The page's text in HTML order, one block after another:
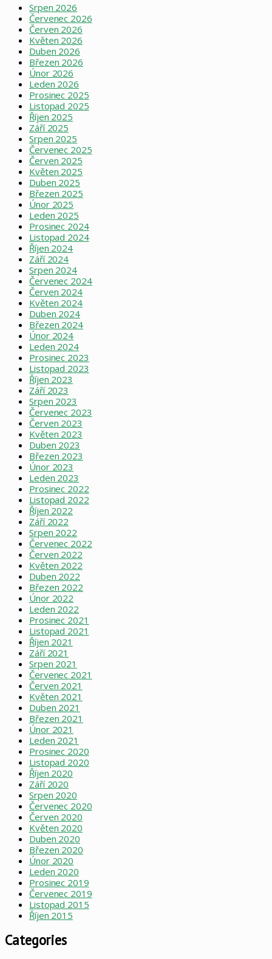
Srpen 2026
Červenec 2026
Červen 2026
Květen 2026
Duben 2026
Březen 2026
Únor 2026
Leden 2026
Prosinec 2025
Listopad 2025
Říjen 2025
Září 2025
Srpen 2025
Červenec 2025
Červen 2025
Květen 2025
Duben 2025
Březen 2025
Únor 2025
Leden 2025
Prosinec 2024
Listopad 2024
Říjen 2024
Září 2024
Srpen 2024
Červenec 2024
Červen 2024
Květen 2024
Duben 2024
Březen 2024
Únor 2024
Leden 2024
Prosinec 2023
Listopad 2023
Říjen 2023
Září 2023
Srpen 2023
Červenec 2023
Červen 2023
Květen 2023
Duben 2023
Březen 2023
Únor 2023
Leden 2023
Prosinec 2022
Listopad 2022
Říjen 2022
Září 2022
Srpen 2022
Červenec 2022
Červen 2022
Květen 2022
Duben 2022
Březen 2022
Únor 2022
Leden 2022
Prosinec 2021
Listopad 2021
Říjen 2021
Září 2021
Srpen 2021
Červenec 2021
Červen 2021
Květen 2021
Duben 2021
Březen 2021
Únor 2021
Leden 2021
Prosinec 2020
Listopad 2020
Říjen 2020
Září 2020
Srpen 2020
Červenec 2020
Červen 2020
Květen 2020
Duben 2020
Březen 2020
Únor 2020
Leden 2020
Prosinec 2019
Červenec 2019
Listopad 2015
Říjen 2015
Categories